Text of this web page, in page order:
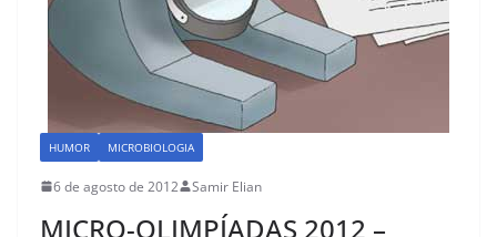
HUMOR MICROBIOLOGIA
6 de agosto de 2012 Samir Elian
MICRO-OLIMPÍADAS 2012 –